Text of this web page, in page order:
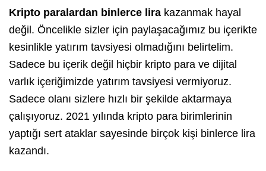
Kripto paralardan binlerce lira kazanmak hayal
değil. Öncelikle sizler için paylaşacağımız bu içerikte
kesinlikle yatırım tavsiyesi olmadığını belirtelim.
Sadece bu içerik değil hiçbir kripto para ve dijital
varlık içeriğimizde yatırım tavsiyesi vermiyoruz.
Sadece olanı sizlere hızlı bir şekilde aktarmaya
çalışıyoruz. 2021 yılında kripto para birimlerinin
yaptığı sert ataklar sayesinde birçok kişi binlerce lira
kazandı.